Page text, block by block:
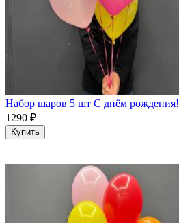
Набор шаров 5 шт С днём рождения!
1290 ₽
Купить